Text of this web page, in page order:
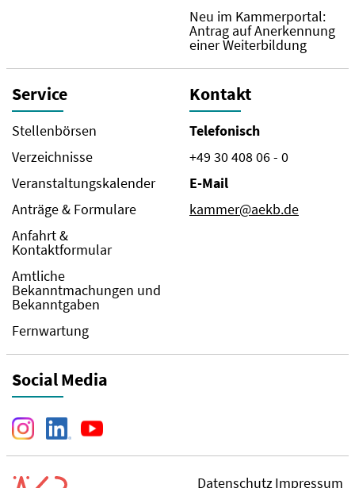
Neu im Kammerportal:
Antrag auf Anerkennung
einer Weiterbildung
Service
Stellenbörsen
Verzeichnisse
Veranstaltungskalender
Anträge & Formulare
Anfahrt &
Kontaktformular
Amtliche
Bekanntmachungen und
Bekanntgaben
Fernwartung
Kontakt
Telefonisch
+49 30 408 06 - 0
E-Mail
kammer@aekb.de
Social Media
DatenschutzImpressum